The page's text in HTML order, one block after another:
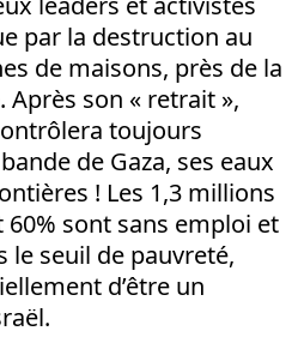
par la destruction au
de maisons, près de la
son « retrait »,
toujours
de Gaza, ses eaux
! Les 1,3 millions
sont sans emploi et
le seuil de pauvreté,
d’être un